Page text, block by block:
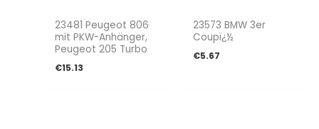
23481 Peugeot 806
mit PKW-Anhänger,
Peugeot 205 Turbo
€15.13
23573 BMW 3er
Coupï¿½
€5.67